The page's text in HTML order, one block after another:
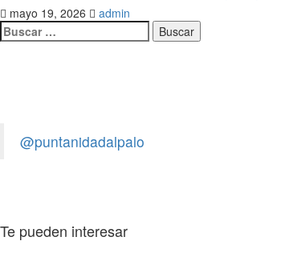
mayo 19, 2026 admin
@puntanidadalpalo
Legislativo Notas Destacadas polìtica
El Senado aprobó la ley
provoquen accidentes,
de Salud
Te pueden interesar